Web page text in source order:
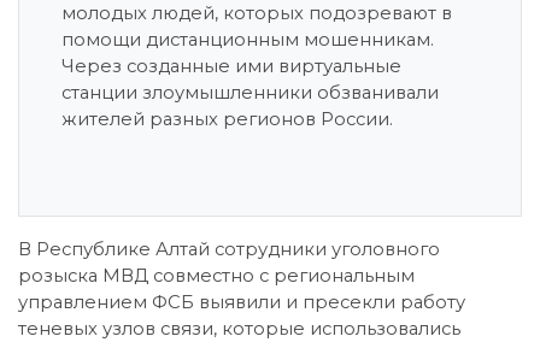
молодых людей, которых подозревают в
помощи дистанционным мошенникам.
Через созданные ими виртуальные
станции злоумышленники обзванивали
жителей разных регионов России.
В Республике Алтай сотрудники уголовного
розыска МВД совместно с региональным
управлением ФСБ выявили и пресекли работу
теневых узлов связи, которые использовались